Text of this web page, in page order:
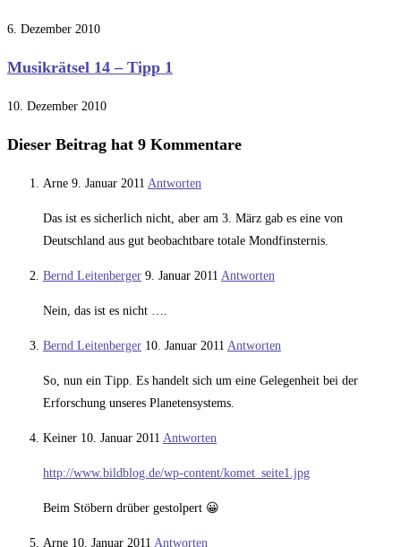
6. Dezember 2010
Musikrätsel 14 – Tipp 1
10. Dezember 2010
Dieser Beitrag hat 9 Kommentare
Arne 9. Januar 2011 Antworten
Das ist es sicherlich nicht, aber am 3. März gab es eine von
Deutschland aus gut beobachtbare totale Mondfinsternis.
Bernd Leitenberger 9. Januar 2011 Antworten
Nein, das ist es nicht ….
Bernd Leitenberger 10. Januar 2011 Antworten
So, nun ein Tipp. Es handelt sich um eine Gelegenheit bei der
Erforschung unseres Planetensystems.
Keiner 10. Januar 2011 Antworten
http://www.bildblog.de/wp-content/komet_seite1.jpg
Beim Stöbern drüber gestolpert 😀
Arne 10. Januar 2011 Antworten